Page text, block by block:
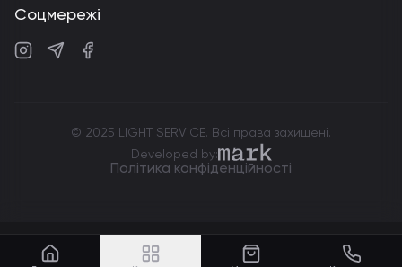
Соцмережі
© 2025 LIGHT SERVICE. Всі права захищені.
Developed by:markdev.agency
Політика конфіденційності